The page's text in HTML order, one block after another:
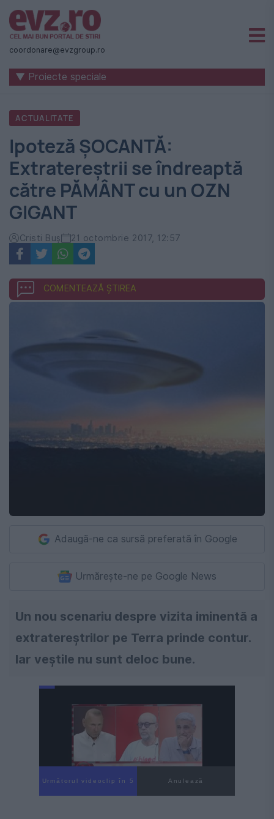
Știri
naționale
internaționale
România
Evenimentul
Zilei
coordonare@evzgroup.ro
▼ Proiecte speciale
ACTUALITATE
Ipoteză ȘOCANTĂ:
Extratereștrii se îndreaptă
către PĂMÂNT cu un OZN
GIGANT
Cristi Buș 21 octombrie 2017, 12:57
COMENTEAZĂ ȘTIREA
Adaugă-ne ca sursă preferată în Google
Urmărește-ne pe Google News
Un nou scenariu despre vizita iminentă a
extratereștrilor pe Terra prinde contur.
Iar veștile nu sunt deloc bune.
Următorul videoclip în 4 Anulează